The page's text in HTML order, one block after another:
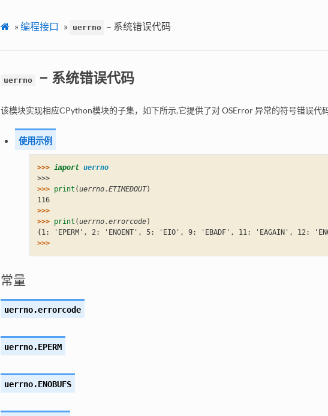
» 编程接口 » uerrno – 系统错误代码
uerrno – 系统错误代码
该模块实现相应CPython模块的子集，如下所示,它提供了对 OSError 异常的符号错误代
使用示例
>>> import uerrno
>>>
>>> print (uerrno.ETIMEDOUT)
116
>>>
>>> print (uerrno.errorcode)
{1: 'EPERM', 2: 'ENOENT', 5: 'EIO', 9: 'EBADF', 11: 'EAGAIN', 12:
>>>
常量
uerrno.errorcode
uerrno.EPERM
uerrno.ENOBUFS